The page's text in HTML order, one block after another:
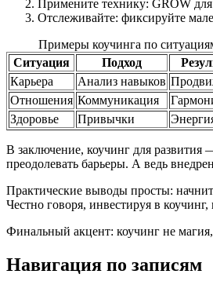
Примените технику: GROW
Отслеживайте: фиксируйте
Примеры коучинга по
Ситуация
Подход
Карьера
Анализ навыков
Отношения Коммуникация
Здоровье
Привычки
В заключение, коучинг для
преодолевать барьеры. А ведь
Практические выводы просты:
Честно говоря, инвестируя в
Финальный акцент: коучинг не
Навигация по записям